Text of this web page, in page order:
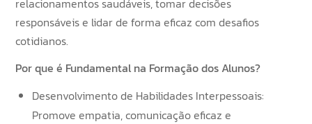
responsáveis e lidar de forma eficaz com desafios
cotidianos.
Por que é Fundamental na Formação dos Alunos?
Desenvolvimento de Habilidades Interpessoais:
Promove empatia, comunicação eficaz e